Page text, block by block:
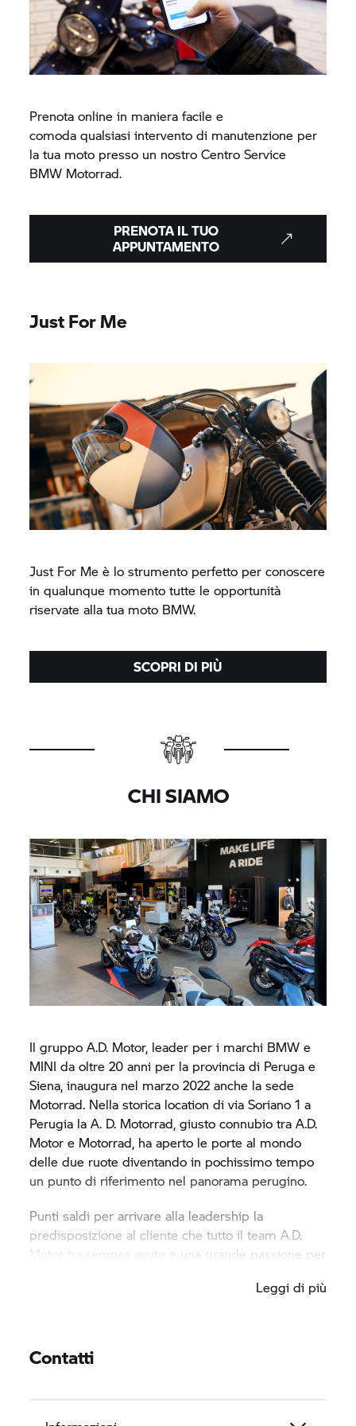
Prenota online in maniera facile e
comoda qualsiasi intervento di manutenzione per
la tua moto presso un nostro Centro Service
BMW Motorrad.
PRENOTA IL TUO
APPUNTAMENTO
Just For Me
Just For Me è lo strumento perfetto per conoscere
in qualunque momento tutte le opportunità
riservate alla tua moto BMW.
SCOPRI DI PIÙ
CHI SIAMO
Il gruppo A.D. Motor, leader per i marchi BMW e
MINI da oltre 20 anni per la provincia di Peruga e
Siena, inaugura nel marzo 2022 anche la sede
Motorrad. Nella storica location di via Soriano 1 a
Perugia la A. D. Motorrad, giusto connubio tra A.D.
Motor e Motorrad, ha aperto le porte al mondo
delle due ruote diventando in pochissimo tempo
un punto di riferimento nel panorama perugino.
Punti saldi per arrivare alla leadership la
predisposizione al cliente che tutto il team A.D.
Motor ha sempre avuto e una grande passione per
per la vendita che per il post vendita, il nuovo
offerte mirate e personalizzate, un vasto e curato
reparto abbigliamento Motorrad e una ampia
Sotto il motto “Make Life a Ride” la A. D.
Leggi di più
Contatti